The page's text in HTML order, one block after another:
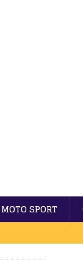
MOTO SPORT